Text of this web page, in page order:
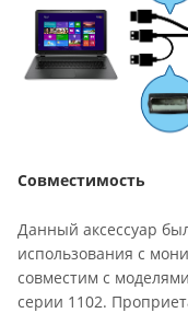
Совместимость
Данный аксессуар
использования с
совместим с
серии 1102.